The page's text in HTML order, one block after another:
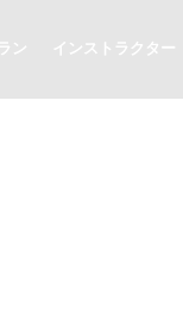
ン インストラクター